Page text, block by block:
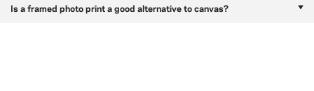
Is a framed photo print a good alternative to canvas?